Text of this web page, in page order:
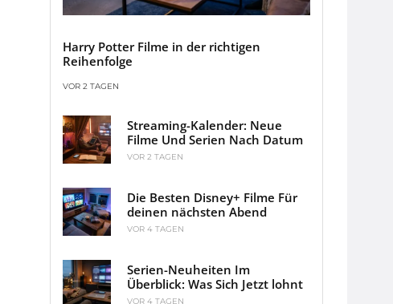
Harry Potter Filme in der richtigen
Reihenfolge
VOR 2 TAGEN
Streaming-Kalender: Neue
Filme Und Serien Nach Datum
VOR 2 TAGEN
Die Besten Disney+ Filme Für
deinen nächsten Abend
VOR 4 TAGEN
Serien-Neuheiten Im
Überblick: Was Sich Jetzt lohnt
VOR 4 TAGEN